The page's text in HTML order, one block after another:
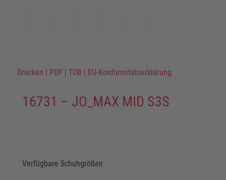
Drucken | PDF | TDB | EU-Konformitätserklärung
16731 – JO_MAX MID S3S
Verfügbare Schuhgrößen